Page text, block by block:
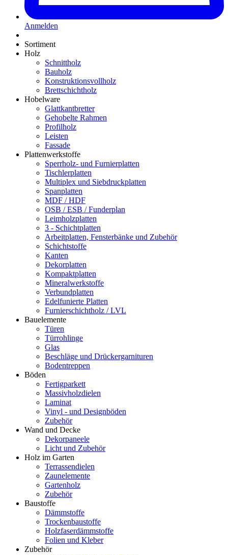
Anmelden
Sortiment
Holz
Schnittholz
Bauholz
Konstruktionsvollholz
Brettschichtholz
Hobelware
Glattkantbretter
Gehobelte Rahmen
Profilholz
Leisten
Fassade
Plattenwerkstoffe
Sperrholz- und Furnierplatten
Tischlerplatten
Multiplex und Siebdruckplatten
Spanplatten
MDF / HDF
OSB / ESB / Funderplan
Leimholzplatten
3 - Schichtplatten
Arbeitplatten, Fensterbänke und Zubehör
Schichtstoffe
Kanten
Dekorplatten
Kompaktplatten
Mineralwerkstoffe
Verbundplatten
Edelfunierte Platten
Furnierschichtholz / LVL
Bauelemente
Türen
Türrohlinge
Glas
Beschläge und Drückergarnituren
Bodentreppen
Böden
Fertigparkett
Massivholzdielen
Laminat
Vinyl - und Designböden
Zubehör
Wand und Decke
Dekorpaneele
Licht und Zubehör
Holz im Garten
Terrassendielen
Zaunelemente
Gartenholz
Zubehör
Baustoffe
Dämmstoffe
Trockenbaustoffe
Holzfaserdämmstoffe
Folien und Kleber
Zubehör